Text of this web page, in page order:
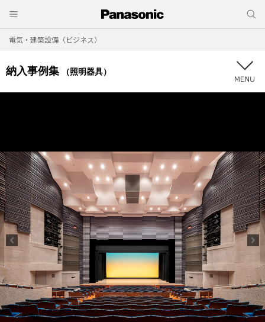
電気・建築設備（ビジネス）
納入事例集 （照明器具）